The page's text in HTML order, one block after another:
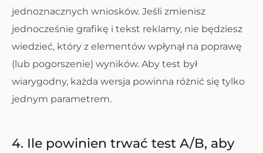
jednoznacznych wniosków. Jeśli zmienisz
jednocześnie grafikę i tekst reklamy, nie będziesz
wiedzieć, który z elementów wpłynął na poprawę
(lub pogorszenie) wyników. Aby test był
wiarygodny, każda wersja powinna różnić się tylko
jednym parametrem.
4. Ile powinien trwać test A/B, aby